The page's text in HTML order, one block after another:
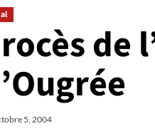
de
5, 2004